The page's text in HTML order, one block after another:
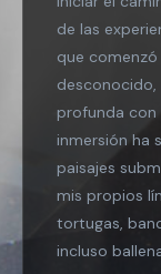
de las
que
profunda con
inmersión ha
paisajes
mis propios
tortugas,
incluso